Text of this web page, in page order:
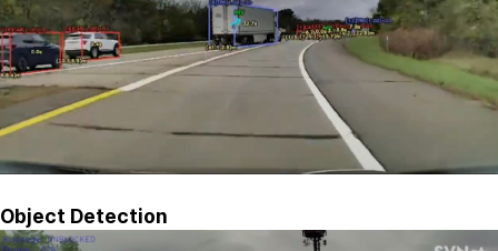
Object Detection